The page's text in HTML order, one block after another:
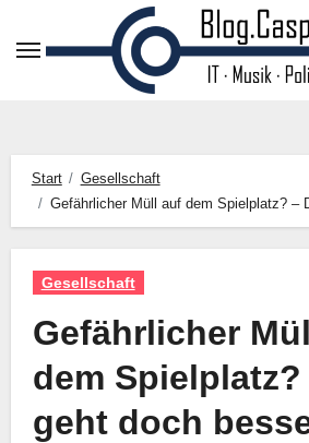
Inhalt
Start
Gesellschaft
Gefährlicher Müll auf dem Spielplatz? –
Gesellschaft
Gefährlicher
dem Spielplatz?
geht doch